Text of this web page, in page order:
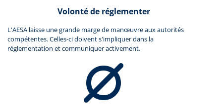
Volonté de réglementer
L'AESA laisse une grande marge de manœuvre aux autorités
compétentes. Celles-ci doivent s'impliquer dans la
réglementation et communiquer activement.